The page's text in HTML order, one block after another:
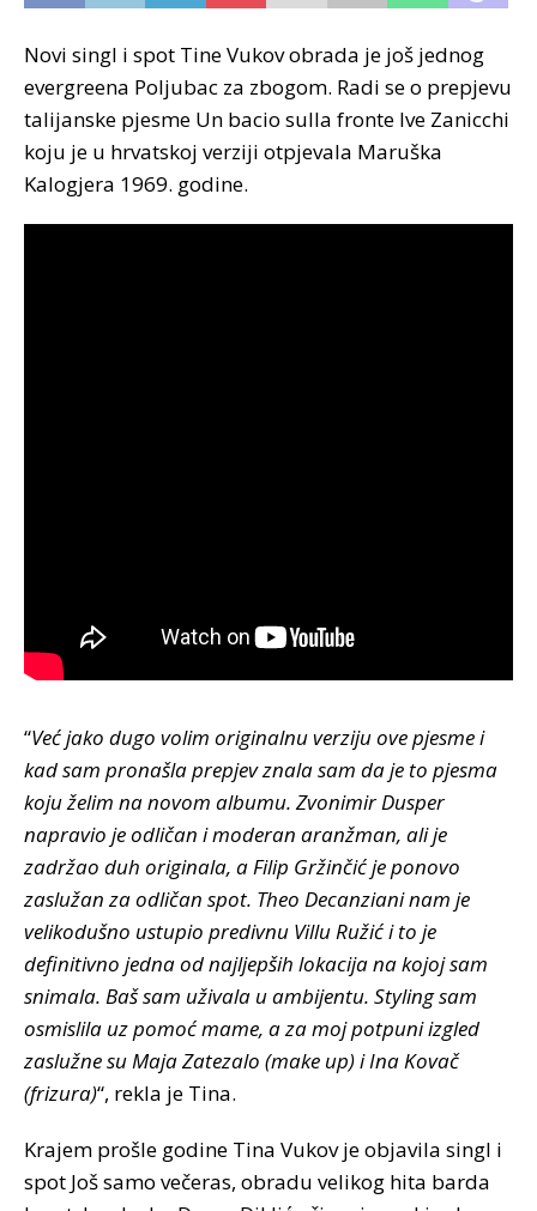
Novi singl i spot Tine Vukov obrada je još jednog
evergreena Poljubac za zbogom. Radi se o prepjevu
talijanske pjesme Un bacio sulla fronte Ive Zanicchi
koju je u hrvatskoj verziji otpjevala Maruška
Kalogjera 1969. godine.
“Već jako dugo volim originalnu verziju ove pjesme i
kad sam pronašla prepjev znala sam da je to pjesma
koju želim na novom albumu. Zvonimir Dusper
napravio je odličan i moderan aranžman, ali je
zadržao duh originala, a Filip Gržinčić je ponovo
zaslužan za odličan spot. Theo Decanziani nam je
velikodušno ustupio predivnu Villu Ružić i to je
definitivno jedna od najljepših lokacija na kojoj sam
snimala. Baš sam uživala u ambijentu. Styling sam
osmislila uz pomoć mame, a za moj potpuni izgled
zaslužne su Maja Zatezalo (make up) i Ina Kovač
(frizura)“, rekla je Tina.
Krajem prošle godine Tina Vukov je objavila singl i
spot Još samo večeras, obradu velikog hita barda